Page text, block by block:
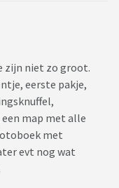
zijn niet zo groot.
eerste pakje,
map met alle
met
evt nog wat